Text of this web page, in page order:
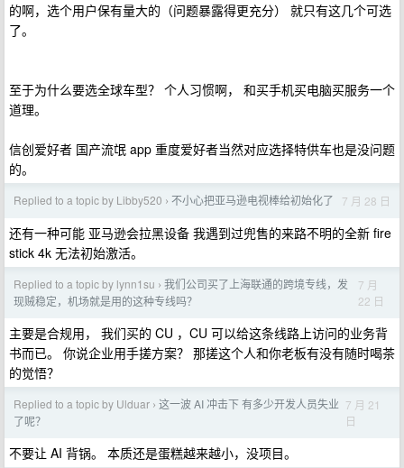
的啊，选个用户保有量大的（问题暴露得更充分） 就只有这几个可选
了。
至于为什么要选全球车型？ 个人习惯啊， 和买手机买电脑买服务一个
道理。
信创爱好者 国产流氓 app 重度爱好者当然对应选择特供车也是没问题
的。
Replied to a topic by Libby520 › 不小心把亚马逊电视棒给初始化了 7 月 28 日
还有一种可能 亚马逊会拉黑设备 我遇到过兜售的来路不明的全新 fire
stick 4k 无法初始激活。
Replied to a topic by lynn1su › 我们公司买了上海联通的跨境专线，发
现贼稳定，机场就是用的这种专线吗？
7 月
22 日
主要是合规用， 我们买的 CU ，CU 可以给这条线路上访问的业务背
书而已。 你说企业用手搓方案？ 那搓这个人和你老板有没有随时喝茶
的觉悟？
Replied to a topic by Ulduar › 这一波 AI 冲击下 有多少开发人员失业
了呢？
7 月 21
日
不要让 AI 背锅。 本质还是蛋糕越来越小，没项目。